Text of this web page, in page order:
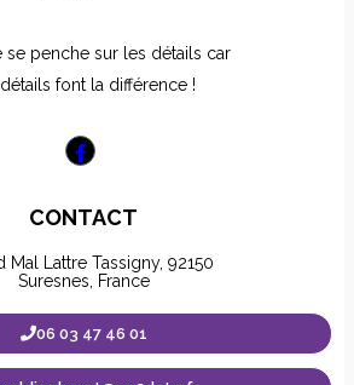
se penche sur les détails car
détails font la différence !
CONTACT
Mal Lattre Tassigny, 92150
Suresnes, France
06 03 47 46 01